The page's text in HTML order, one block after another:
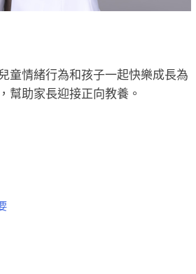
童情緒行為和孩子一起快樂成長為
幫助家長迎接正向教養。